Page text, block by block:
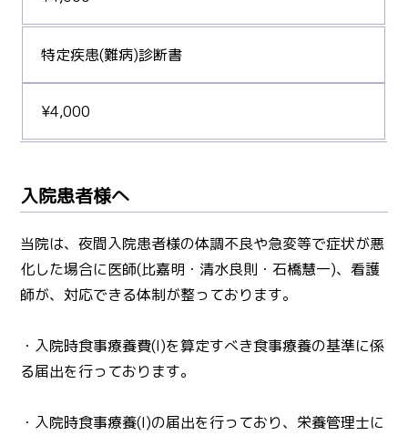
特定疾患(難病)診断書
¥4,000
入院患者様へ
当院は、夜間入院患者様の体調不良や急変等で症状が悪
化した場合に医師(比嘉明・清水良則・石橋慧一)、看護
師が、対応できる体制が整っております。
・入院時食事療養費(I)を算定すべき食事療養の基準に係
る届出を行っております。
・入院時食事療養(I)の届出を行っており、栄養管理士に